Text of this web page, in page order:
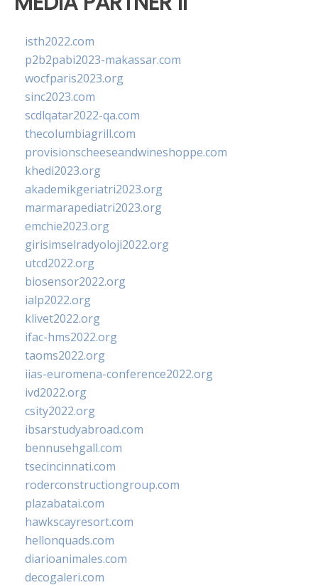
isth2022.com
p2b2pabi2023-makassar.com
wocfparis2023.org
sinc2023.com
scdlqatar2022-qa.com
thecolumbiagrill.com
provisionscheeseandwineshoppe.com
khedi2023.org
akademikgeriatri2023.org
marmarapediatri2023.org
emchie2023.org
girisimselradyoloji2022.org
utcd2022.org
biosensor2022.org
ialp2022.org
klivet2022.org
ifac-hms2022.org
taoms2022.org
iias-euromena-conference2022.org
ivd2022.org
csity2022.org
ibsarstudyabroad.com
bennusehgall.com
tsecincinnati.com
roderconstructiongroup.com
plazabatai.com
hawkscayresort.com
hellonquads.com
diarioanimales.com
decogaleri.com